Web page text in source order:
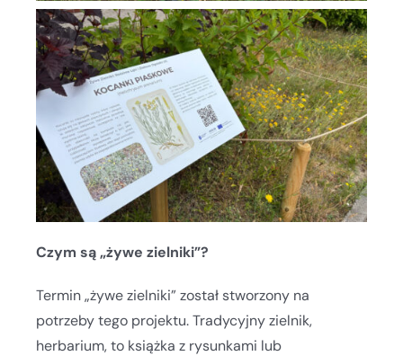
Czym są „żywe zielniki”?
Termin „żywe zielniki” został stworzony na
potrzeby tego projektu. Tradycyjny zielnik,
herbarium, to książka z rysunkami lub